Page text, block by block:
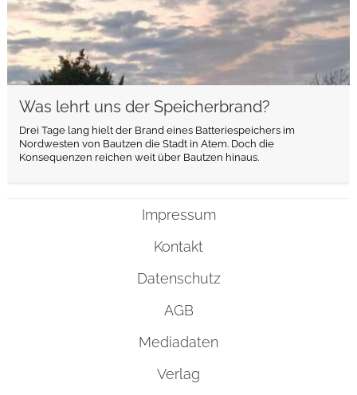
Was lehrt uns der Speicherbrand?
Drei Tage lang hielt der Brand eines Batteriespeichers im
Nordwesten von Bautzen die Stadt in Atem. Doch die
Konsequenzen reichen weit über Bautzen hinaus.
Impressum
Kontakt
Datenschutz
AGB
Mediadaten
Verlag